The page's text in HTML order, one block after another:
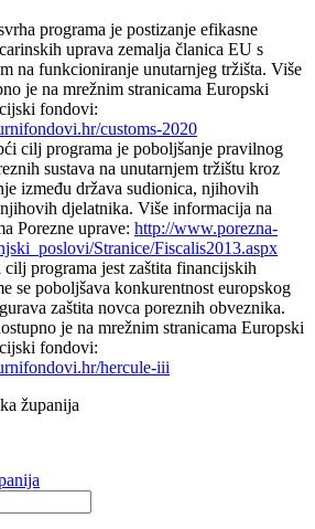
programa je postizanje efikasne
uprava zemalja članica EU s
na funkcioniranje unutarnjeg tržišta. Više
je na mrežnim stranicama Europski
fondovi:
customs-2020
cilj programa je poboljšanje pravilnog
sustava na unutarnjem tržištu kroz
između država sudionica, njihovih
djelatnika. Više informacija na
Porezne uprave: http://www.porezna-
Stranice/Fiscalis2013.aspx
cilj programa jest zaštita financijskih
se poboljšava konkurentnost europskog
zaštita novca poreznih obveznika.
je na mrežnim stranicama Europski
fondovi:
hercule-iii
županija